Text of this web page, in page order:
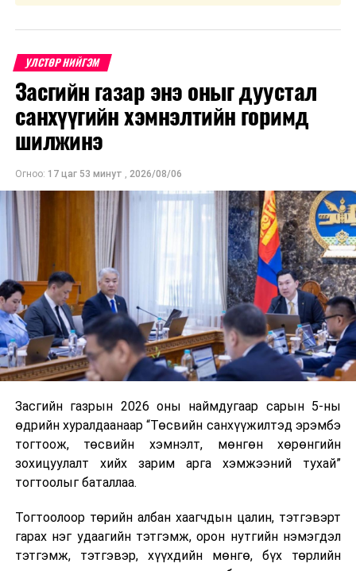
хуралдаан
2
Байгаль
орчин, хүнс,
хөдөө аж
ахуйн
байнгын
хороо
нөлөөлөх
байдлын
үнэлгээний
нэмэлт,
оруулах
хэлэлцүүлэгт
бэлтгэх
үүрэг бүхий
ажлын
хэсгийн
хуралдаан
3
Төсвийн
байнгын
хороо
Монгол
Улсын 2026
оны төсвийн
баялгийн
сангийн 2026
оны төсвийн
16.00
“Үндсэн
хууль”
УЛСТӨР НИЙГЭМ
Засгийн газар энэ оныг дуустал
санхүүгийн хэмнэлтийн горимд
шилжинэ
Огноо: 17 цаг 53 минут , 2026/08/06
Засгийн газрын 2026 оны наймдугаар сарын 5-ны
өдрийн хуралдаанаар “Төсвийн санхүүжилтэд эрэмбэ
тогтоож, төсвийн хэмнэлт, мөнгөн хөрөнгийн
зохицуулалт хийх зарим арга хэмжээний тухай”
тогтоолыг баталлаа.
Тогтоолоор төрийн албан хаагчдын цалин, тэтгэвэрт
гарах нэг удаагийн тэтгэмж, орон нутгийн нэмэгдэл
тэтгэмж, тэтгэвэр, хүүхдийн мөнгө, бүх төрлийн